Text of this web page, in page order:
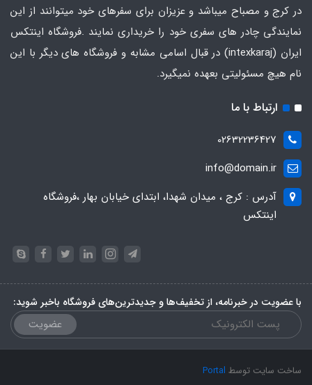
در کرج و مصباح میباشد و عزیزان برای سفرهای خود میتوانند از این
نمایندگی چادر های سفری خود را خریداری نمایند .فروشگاه اینتکس
ایران
(intexkaraj) در قبال اسامی مشابه و فروشگاه های دیگر با این
نام هیچ مسئولیتی بعهده نمیگیرد.
ارتباط با ما
02632236427
info@domain.ir
آدرس : کرج ، میدان شهدا، ابتدای خیابان بهار ،فروشگاه
اینتکس
با عضویت در خبرنامه، از تخفیف‌ها و جدیدترین‌های فروشگاه باخبر شوید:
عضویت
ساخت سایت توسط Portal